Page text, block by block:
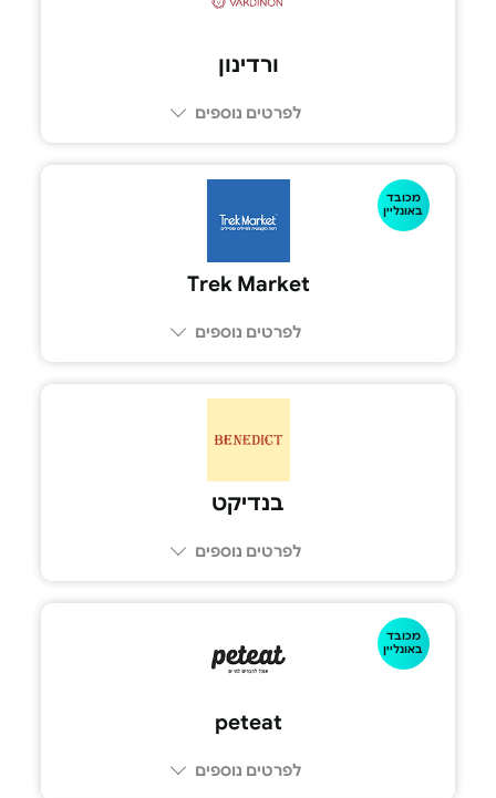
ורדינון
לפרטים נוספים
מכובד
באונליין
Trek Market
לפרטים נוספים
בנדיקט
לפרטים נוספים
מכובד
באונליין
peteat
לפרטים נוספים